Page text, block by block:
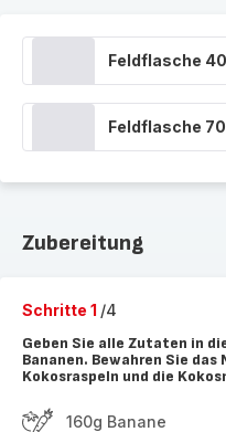
Feldflasche
Feldflasche
Zubereitung
Schritte 1 /4
Geben Sie alle Zutaten in
Bananen. Bewahren Sie
Kokosraspeln und die
160g Banane